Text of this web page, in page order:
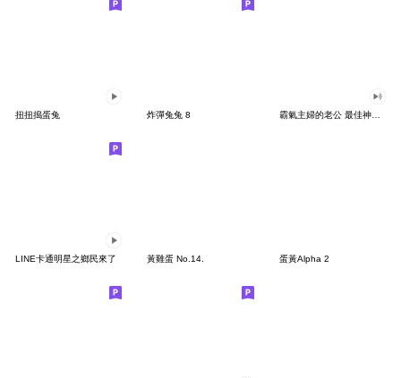
扭扭搗蛋兔 炸彈兔兔 8 霸氣主婦的老公 最佳神隊友6
LINE卡通明星之鄉民來了 黃雞蛋 No.14. 蛋黃Alpha 2